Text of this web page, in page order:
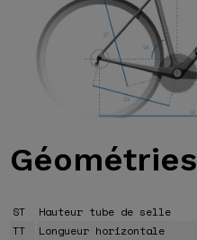
Géométries
ST
Hauteur tube de selle
TT
Longueur horizontale